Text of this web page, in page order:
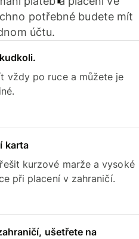
potřebné budete mít
účtu.
vždy po ruce a můžete je
karta
kurzové marže a vysoké
při placení v zahraničí.
ušetřete na